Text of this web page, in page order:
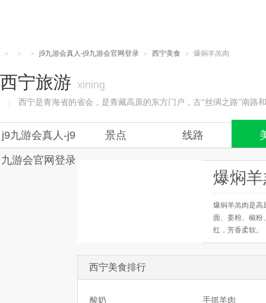
> > > j9九游会真人-j9九游会官网登录 > 西宁美食 > 爆焖羊羔肉
西宁旅游 xining
西宁是青海省的省会，是青藏高原的东方门户，古“丝绸之路”南路
j9九游会真人-j9
九游会官网登录
景点 线路
爆焖
爆焖羊羔肉是高
面、姜粉、椒粉
红，芳香柔软。
西宁美食排行
酸奶
手抓羊肉